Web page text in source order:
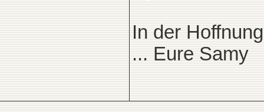
In der
... Eure Samy